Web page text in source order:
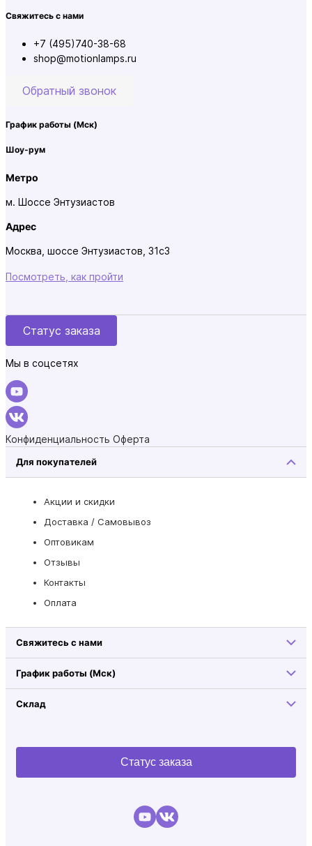
Свяжитесь с нами
+7 (495)740-38-68
shop@motionlamps.ru
Обратный звонок
График работы (Мск)
Шоу-рум
Метро
м. Шоссе Энтузиастов
Адрес
Москва, шоссе Энтузиастов, 31с3
Посмотреть, как пройти
Статус заказа
Мы в соцсетях
Конфиденциальность Оферта
Для покупателей
Акции и скидки
Доставка / Самовывоз
Оптовикам
Отзывы
Контакты
Оплата
Свяжитесь с нами
График работы (Мск)
Склад
Статус заказа